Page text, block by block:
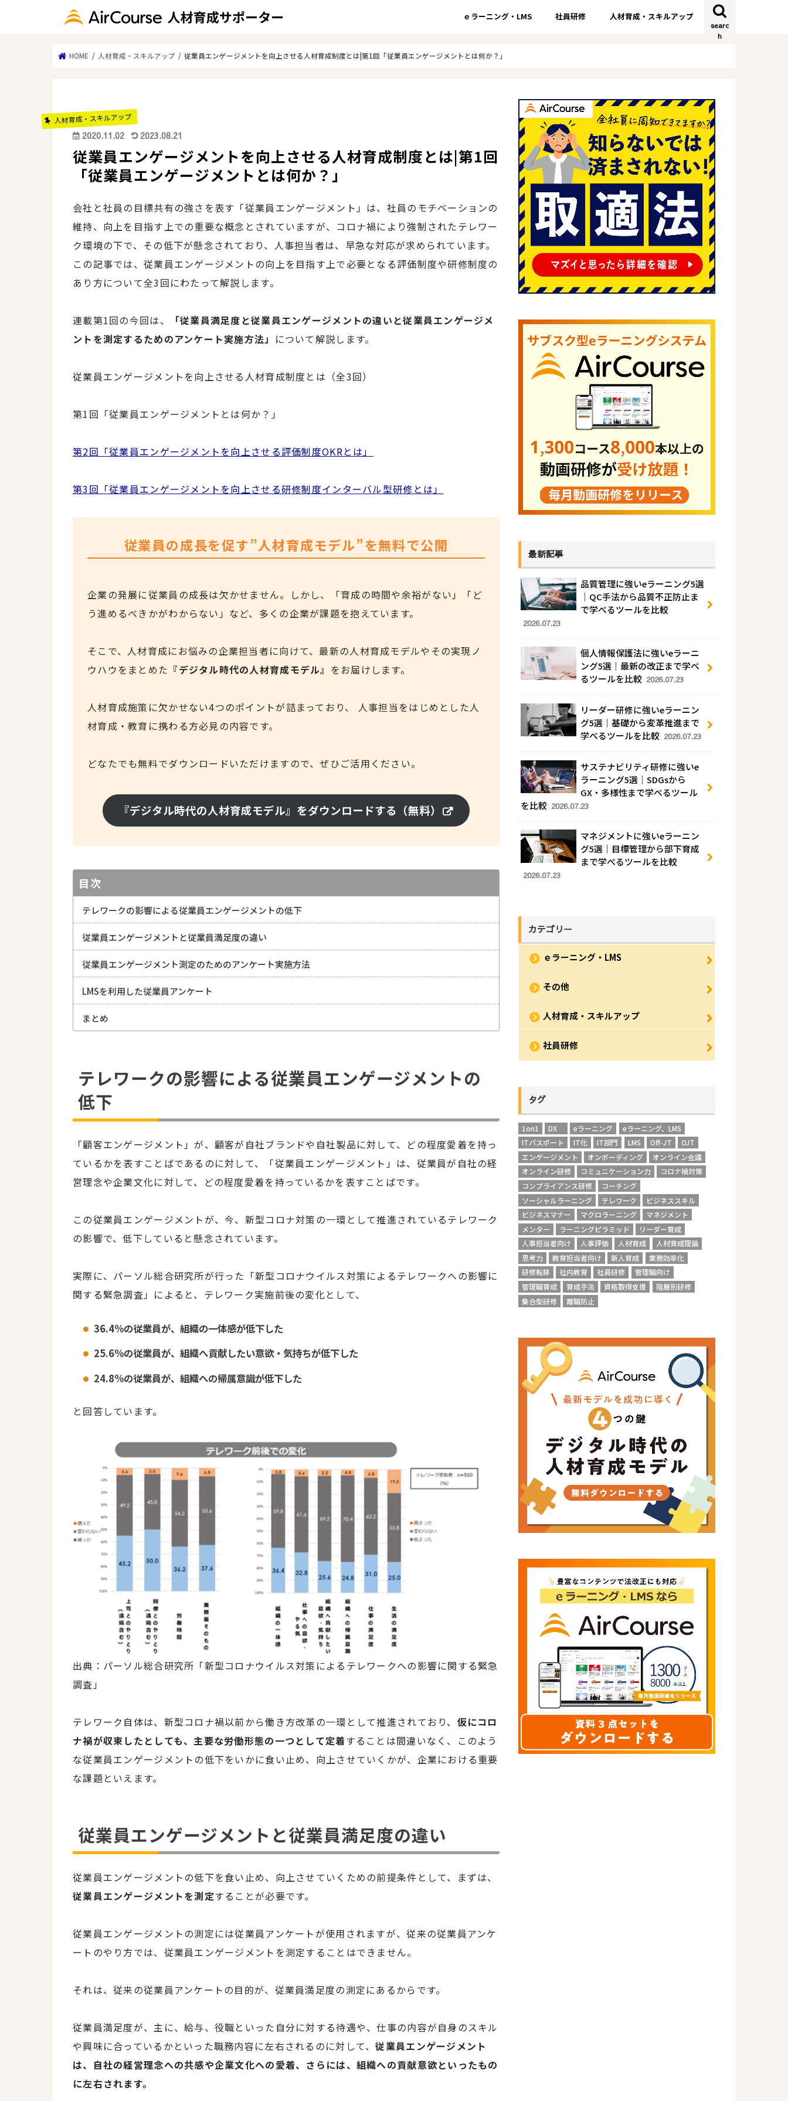
searc
h
ｅラーニング・LMS 社員研修 人材育成・スキルアップ
HOME 人材育成・スキルアップ 従業員エンゲージメントを向上させる人材育成制度とは|第1回「従業員エンゲージメントとは何か？」
人材育成・スキルアップ
2020.11.02 2023.08.21
従業員エンゲージメントを向上させる人材育成制度とは|第1回
「従業員エンゲージメントとは何か？」
会社と社員の目標共有の強さを表す「従業員エンゲージメント」は、社員のモチベーションの
維持、向上を目指す上での重要な概念とされていますが、コロナ禍により強制されたテレワー
ク環境の下で、その低下が懸念されており、人事担当者は、早急な対応が求められています。
この記事では、従業員エンゲージメントの向上を目指す上で必要となる評価制度や研修制度の
あり方について全3回にわたって解説します。
連載第1回の今回は、
「従業員満足度と従業員エンゲージメントの違いと従業員エンゲージメ
ントを測定するためのアンケート実施方法」 について解説します。
従業員エンゲージメントを向上させる人材育成制度とは（全3回）
第1回「従業員エンゲージメントとは何か？」
第2回「従業員エンゲージメントを向上させる評価制度OKRとは」
第3回「従業員エンゲージメントを向上させる研修制度インターバル型研修とは」
従業員の成長を促す”人材育成モデル”を無料で公開
企業の発展に従業員の成長は欠かせません。しかし、「育成の時間や余裕がない」「ど
う進めるべきかがわからない」など、多くの企業が課題を抱えています。
そこで、人材育成にお悩みの企業担当者に向けて、最新の人材育成モデルやその実現ノ
ウハウをまとめた 『デジタル時代の人材育成モデル』 をお届けします。
人材育成施策に欠かせない4つのポイントが詰まっており、 人事担当をはじめとした人
材育成・教育に携わる方必見の内容です。
どなたでも無料でダウンロードいただけますので、ぜひご活用ください。
『デジタル時代の人材育成モデル』をダウンロードする（無料）
目次
テレワークの影響による従業員エンゲージメントの低下
従業員エンゲージメントと従業員満足度の違い
従業員エンゲージメント測定のためのアンケート実施方法
LMSを利用した従業員アンケート
まとめ
テレワークの影響による従業員エンゲージメントの
低下
「顧客エンゲージメント」が、顧客が自社ブランドや自社製品に対して、どの程度愛着を持っ
ているかを表すことばであるのに対して、「従業員エンゲージメント」は、従業員が自社の経
営理念や企業文化に対して、どの程度愛着を持っているかを表すことばです。
この従業員エンゲージメントが、今、新型コロナ対策の一環として推進されているテレワーク
の影響で、低下していると懸念されています。
実際に、パーソル総合研究所が行った「新型コロナウイルス対策によるテレワークへの影響に
関する緊急調査」によると、テレワーク実施前後の変化として、
36.4%の従業員が、組織の一体感が低下した
25.6%の従業員が、組織へ貢献したい意欲・気持ちが低下した
24.8%の従業員が、組織への帰属意識が低下した
と回答しています。
出典：パーソル総合研究所「新型コロナウイルス対策によるテレワークへの影響に関する緊急
調査」
テレワーク自体は、新型コロナ禍以前から働き方改革の一環として推進されており、 仮にコロ
ナ禍が収束したとしても、主要な労働形態の一つとして定着することは間違いなく、このよう
な従業員エンゲージメントの低下をいかに食い止め、向上させていくかが、企業における重要
な課題といえます。
従業員エンゲージメントと従業員満足度の違い
従業員エンゲージメントの低下を食い止め、向上させていくための前提条件として、まずは、
従業員エンゲージメントを測定することが必要です。
従業員エンゲージメントの測定には従業員アンケートが使用されますが、従来の従業員アンケ
ートのやり方では、従業員エンゲージメントを測定することはできません。
それは、従来の従業員アンケートの目的が、従業員満足度の測定にあるからです。
従業員満足度が、主に、給与、役職といった自分に対する待遇や、仕事の内容が自身のスキル
や興味に合っているかといった職務内容に左右されるのに対して、従業員エンゲージメント
は、自社の経営理念への共感や企業文化への愛着、さらには、組織への貢献意欲といったもの
に左右されます。
最新記事
品質管理に強いeラーニング5選
｜QC手法から品質不正防止ま
で学べるツールを比較
2026.07.23
個人情報保護法に強いeラーニ
ング5選｜最新の改正まで学べ
るツールを比較 2026.07.23
リーダー研修に強いeラーニン
グ5選｜基礎から変革推進まで
学べるツールを比較 2026.07.23
サステナビリティ研修に強いe
ラーニング5選｜SDGsから
GX・多様性まで学べるツール
を比較 2026.07.23
マネジメントに強いeラーニン
グ5選｜目標管理から部下育成
まで学べるツールを比較
2026.07.23
カテゴリー
ｅラーニング・LMS
その他
人材育成・スキルアップ
社員研修
タグ
1on1 DX eラーニング
eラーニング、LMS
ITパスポート
IT化 IT部門 LMS Off-JT
OJT
エンゲージメント
オンボーディング
オンライン会議
オンライン研修
コミュニケーション力
コロナ禍対策
コンプライアンス研修
コーチング
ソーシャルラーニング
テレワーク
ビジネススキル
ビジネスマナー
マクロラーニング
マネジメント
メンター
ラーニングピラミッド
リーダー育成
人事担当者向け
人事評価 人材育成
人材育成理論
思考力
教育担当者向け 新人育成
業務効率化
研修転移
社内教育 社員研修
管理職向け
管理職育成
育成手法 資格取得支援
階層別研修
集合型研修
離職防止